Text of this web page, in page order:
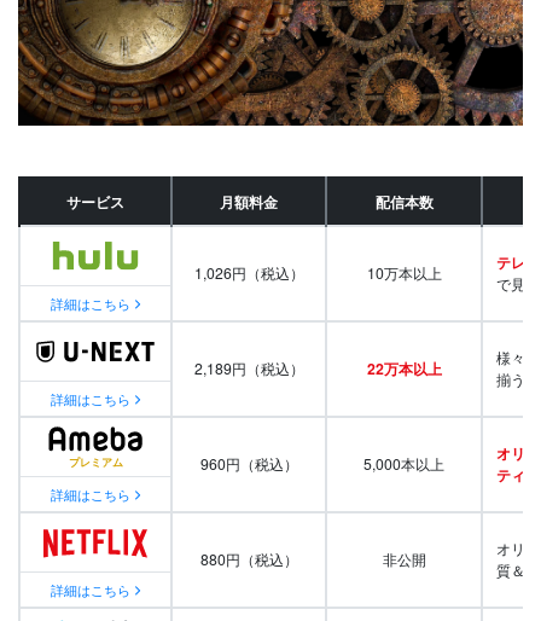
サービス 月額料金 配信本数
詳細はこちら
1,026円（税込） 10万本以上 テレビ
で見
詳細はこちら
2,189円（税込） 22万本以上
様々
揃う
詳細はこちら
960円（税込） 5,000本以上
オリ
ティ
詳細はこちら
880円（税込） 非公開
オリ
質＆